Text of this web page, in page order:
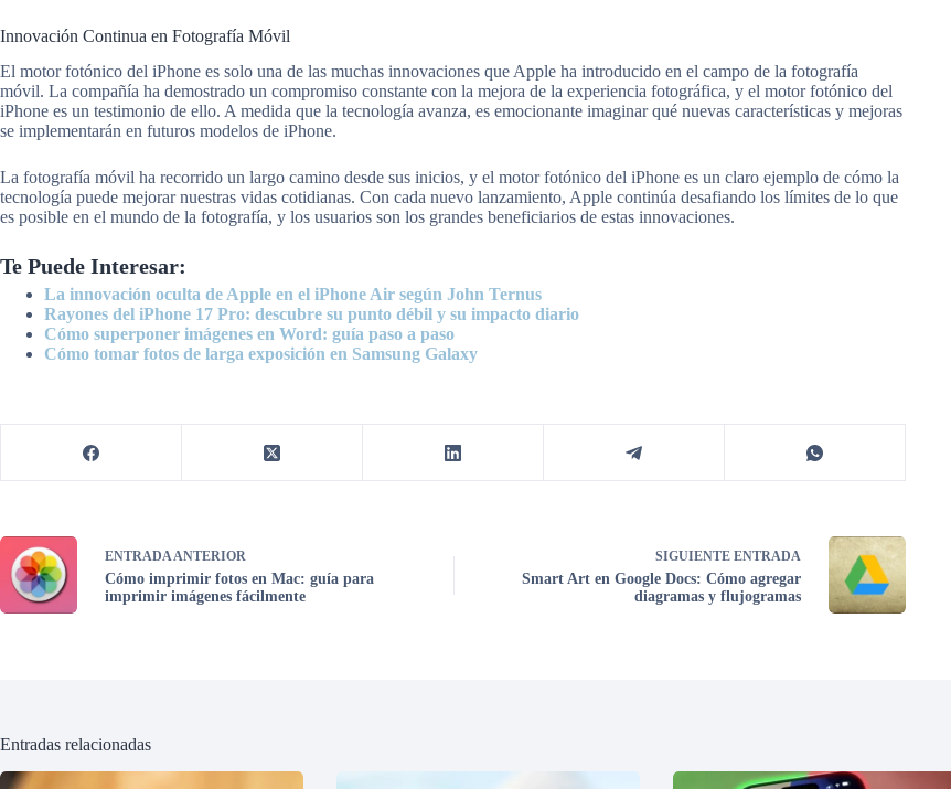
Innovación Continua en Fotografía Móvil
El motor fotónico del iPhone es solo una de las muchas innovaciones que Apple ha introducido en el campo de la fotografía
móvil. La compañía ha demostrado un compromiso constante con la mejora de la experiencia fotográfica, y el motor fotónico del
iPhone es un testimonio de ello. A medida que la tecnología avanza, es emocionante imaginar qué nuevas características y mejoras
se implementarán en futuros modelos de iPhone.
La fotografía móvil ha recorrido un largo camino desde sus inicios, y el motor fotónico del iPhone es un claro ejemplo de cómo la
tecnología puede mejorar nuestras vidas cotidianas. Con cada nuevo lanzamiento, Apple continúa desafiando los límites de lo que
es posible en el mundo de la fotografía, y los usuarios son los grandes beneficiarios de estas innovaciones.
Te Puede Interesar:
La innovación oculta de Apple en el iPhone Air según John Ternus
Rayones del iPhone 17 Pro: descubre su punto débil y su impacto diario
Cómo superponer imágenes en Word: guía paso a paso
Cómo tomar fotos de larga exposición en Samsung Galaxy
ENTRADAANTERIOR
Cómo imprimir fotos en Mac: guía para
imprimir imágenes fácilmente
SIGUIENTEENTRADA
Smart Art en Google Docs: Cómo agregar
diagramas y flujogramas
Entradas relacionadas